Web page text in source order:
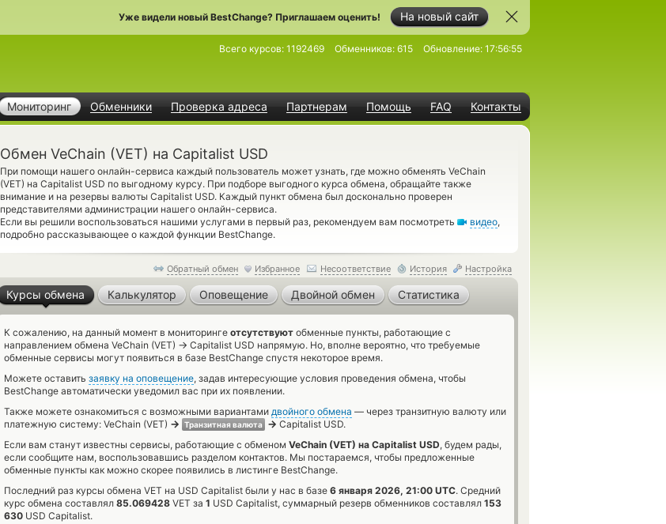
На новый сайт
Уже видели новый BestChange? Приглашаем оценить!
Мониторинг Обменники Проверка адреса Партнерам Помощь FAQ Контакты
Всего курсов: 1192469 Обменников: 615 Обновление: 17:56:55
Обмен VeChain (VET) на Capitalist USD
При помощи нашего онлайн-сервиса каждый пользователь может узнать, где можно обменять VeChain
(VET) на Capitalist USD по выгодному курсу. При подборе выгодного курса обмена, обращайте также
внимание и на резервы валюты Capitalist USD. Каждый пункт обмена был досконально проверен
представителями администрации нашего онлайн-сервиса.
Если вы решили воспользоваться нашими услугами в первый раз, рекомендуем вам посмотреть
видео,
подробно рассказывающее о каждой функции BestChange.
Обратный обмен Избранное Несоответствие История Настройка
Курсы обмена Калькулятор Оповещение Двойной обмен Статистика
К сожалению, на данный момент в мониторинге отсутствуют обменные пункты, работающие с
направлением обмена VeChain (VET) → Capitalist USD напрямую. Но, вполне вероятно, что требуемые
обменные сервисы могут появиться в базе BestChange спустя некоторое время.
Можете оставить заявку на оповещение, задав интересующие условия проведения обмена, чтобы
BestChange автоматически уведомил вас при их появлении.
Также можете ознакомиться с возможными вариантами двойного обмена — через транзитную валюту или
платежную систему: VeChain (VET) → Транзитная валюта → Capitalist USD.
Если вам станут известны сервисы, работающие с обменом VeChain (VET) на Capitalist USD, будем рады,
если сообщите нам, воспользовавшись разделом контактов. Мы постараемся, чтобы предложенные
обменные пункты как можно скорее появились в листинге BestChange.
Последний раз курсы обмена VET на USD Capitalist были у нас в базе 6 января 2026, 21:00 UTC. Средний
курс обмена составлял 85.069428 VET за 1 USD Capitalist, суммарный резерв обменников составлял 153
630 USD Capitalist.